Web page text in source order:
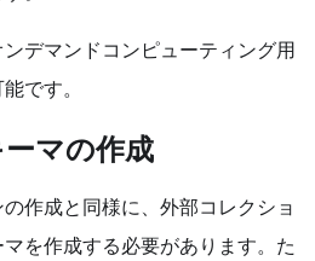
デマンドコンピューティング用
です。
マの作成
作成と同様に、外部コレクショ
を作成する必要があります。た